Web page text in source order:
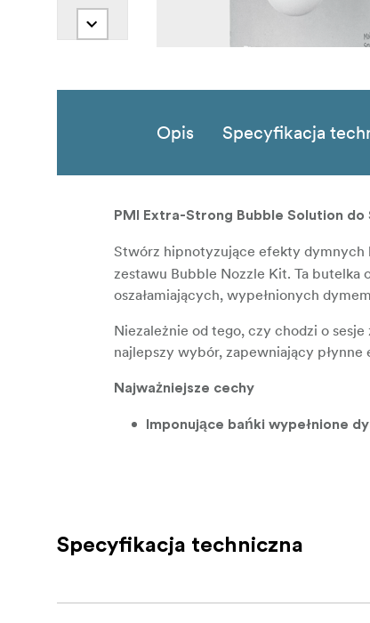
Opis Specyfikacja
PMI Extra-Strong Bubble Solution do
Stwórz hipnotyzujące efekty dymnych
zestawu Bubble Nozzle Kit. Ta butelka
oszałamiających, wypełnionych
Niezależnie od tego, czy chodzi o
najlepszy wybór, zapewniający
Najważniejsze cechy
Imponujące bańki wypełnione
Dłuższy czas zabawy
1 x płyn do baniek Smoke Ninja
Specyfikacja techniczna